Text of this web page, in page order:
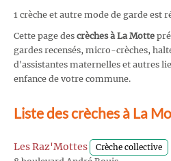
1 crèche et autre mode de garde est
Cette page des crèches à La Motte
gardes recensés, micro-crèches,
d'assistantes maternelles et autres
enfance de votre commune.
Liste des crèches à La
Les Raz'Mottes Crèche collective